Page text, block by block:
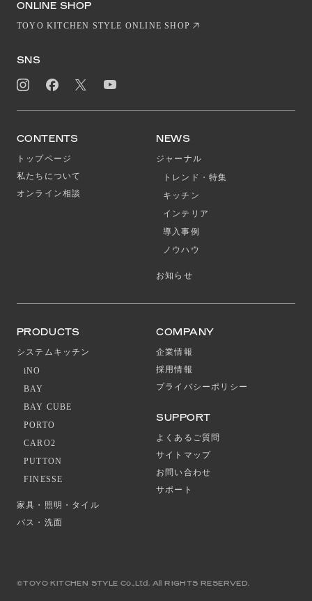
ONLINE SHOP
TOYO KITCHEN STYLE ONLINE SHOP
SNS
CONTENTS
トップページ
私たちについて
オンライン相談
NEWS
ジャーナル
トレンド・特集
キッチン
インテリア
導入事例
ノウハウ
お知らせ
PRODUCTS
システムキッチン
iNO
BAY
BAY CUBE
PORTO
CARO2
PUTTON
FINESSE
家具・照明・タイル
バス・洗面
COMPANY
企業情報
採用情報
プライバシーポリシー
SUPPORT
よくあるご質問
サイトマップ
お問い合わせ
サポート
©TOYO KITCHEN STYLE Co.,Ltd. All RIGHTS RESERVED.